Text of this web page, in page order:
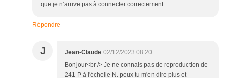
que je n’arrive pas à connecter correctement
Répondre
J Jean-Claude 02/12/2023 08:20
Bonjour<br /> Je ne connais pas de reproduction de
241 P à l'échelle N. peux tu m'en dire plus et